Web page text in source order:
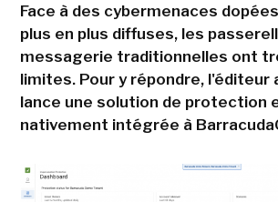
Face à des cybermenaces
plus en plus diffuses, les
messagerie traditionnelles ont
limites. Pour y répondre, l'éditeur
lance une solution de protection
nativement intégrée à